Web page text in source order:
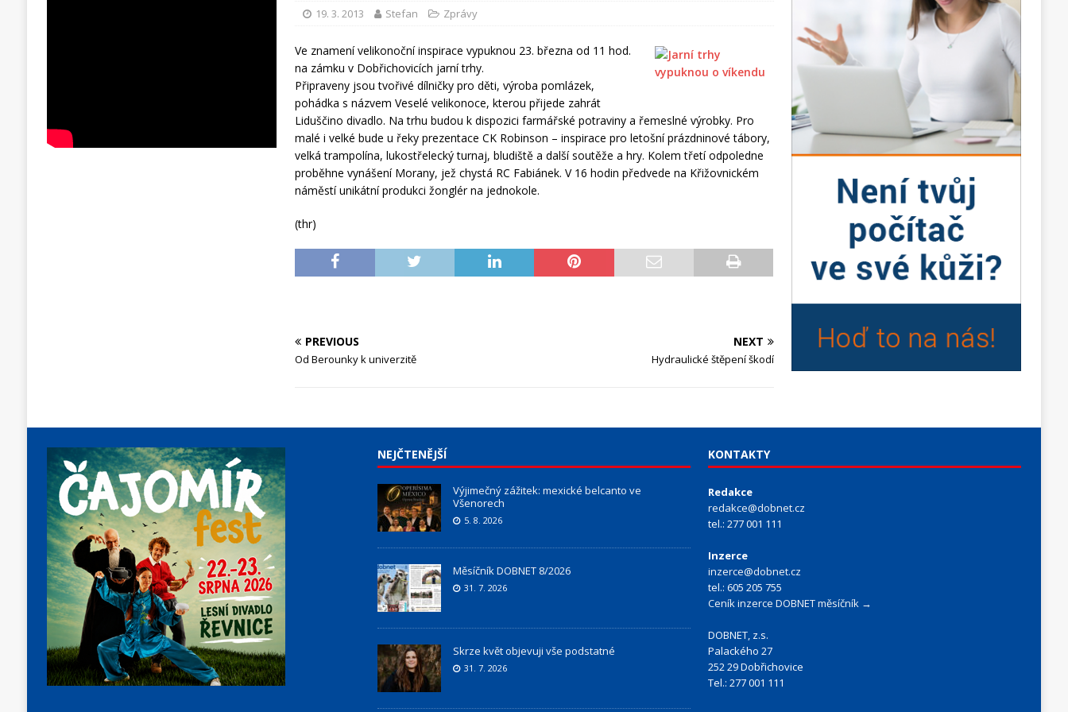
19. 3. 2013 Stefan Zprávy
Ve znamení velikonoční inspirace vypuknou 23. března od 11 hod.
na zámku v Dobřichovicích jarní trhy.
Připraveny jsou tvořivé dílničky pro děti, výroba pomlázek,
pohádka s názvem Veselé velikonoce, kterou přijede zahrát
Liduščino divadlo. Na trhu budou k dispozici farmářské potraviny a řemeslné výrobky. Pro
malé i velké bude u řeky prezentace CK Robinson – inspirace pro letošní prázdninové tábory,
velká trampolína, lukostřelecký turnaj, bludiště a další soutěže a hry. Kolem třetí odpoledne
proběhne vynášení Morany, jež chystá RC Fabiánek. V 16 hodin předvede na Křižovnickém
náměstí unikátní produkci žonglér na jednokole.
(thr)
PREVIOUS
Od Berounky k univerzitě
NEXT
Hydraulické štěpení škodí
NEJČTENĚJŠÍ
Výjimečný zážitek: mexické belcanto ve
Všenorech
5. 8. 2026
Měsíčník DOBNET 8/2026
31. 7. 2026
Skrze květ objevuji vše podstatné
31. 7. 2026
KONTAKTY
Redakce
redakce@dobnet.cz
tel.: 277 001 111
Inzerce
inzerce@dobnet.cz
tel.: 605 205 755
Ceník inzerce DOBNET měsíčník →
DOBNET, z.s.
Palackého 27
252 29 Dobřichovice
Tel.: 277 001 111